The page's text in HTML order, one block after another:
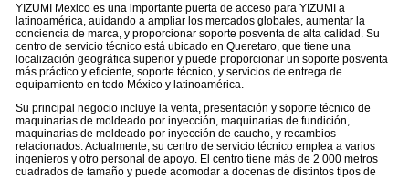
YIZUMI Mexico es una importante puerta de acceso para YIZUMI a
latinoamérica, auidando a ampliar los mercados globales, aumentar la
conciencia de marca, y proporcionar soporte posventa de alta calidad. Su
centro de servicio técnico está ubicado en Queretaro, que tiene una
localización geográfica superior y puede proporcionar un soporte posventa
más práctico y eficiente, soporte técnico, y servicios de entrega de
equipamiento en todo México y latinoamérica.
Su principal negocio incluye la venta, presentación y soporte técnico de
maquinarias de moldeado por inyección, maquinarias de fundición,
maquinarias de moldeado por inyección de caucho, y recambios
relacionados. Actualmente, su centro de servicio técnico emplea a varios
ingenieros y otro personal de apoyo. El centro tiene más de 2 000 metros
cuadrados de tamaño y puede acomodar a docenas de distintos tipos de